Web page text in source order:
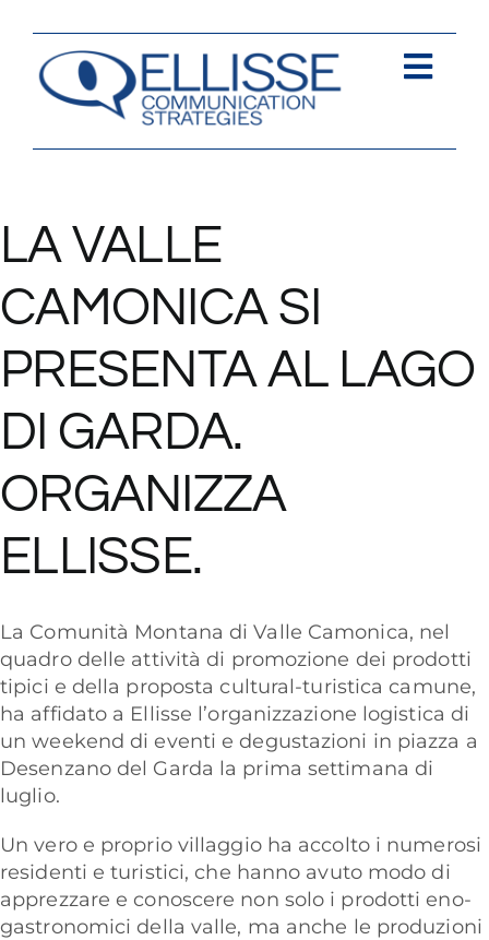
contenuto
Contatti
LA VALLE
CAMONICA SI
PRESENTA AL LAGO
DI GARDA.
ORGANIZZA
ELLISSE.
La Comunità Montana di Valle Camonica, nel
quadro delle attività di promozione dei prodotti
tipici e della proposta cultural-turistica camune,
ha affidato a Ellisse l’organizzazione logistica di
un weekend di eventi e degustazioni in piazza a
Desenzano del Garda la prima settimana di
luglio.
Un vero e proprio villaggio ha accolto i numerosi
residenti e turistici, che hanno avuto modo di
apprezzare e conoscere non solo i prodotti eno-
gastronomici della valle, ma anche le produzioni